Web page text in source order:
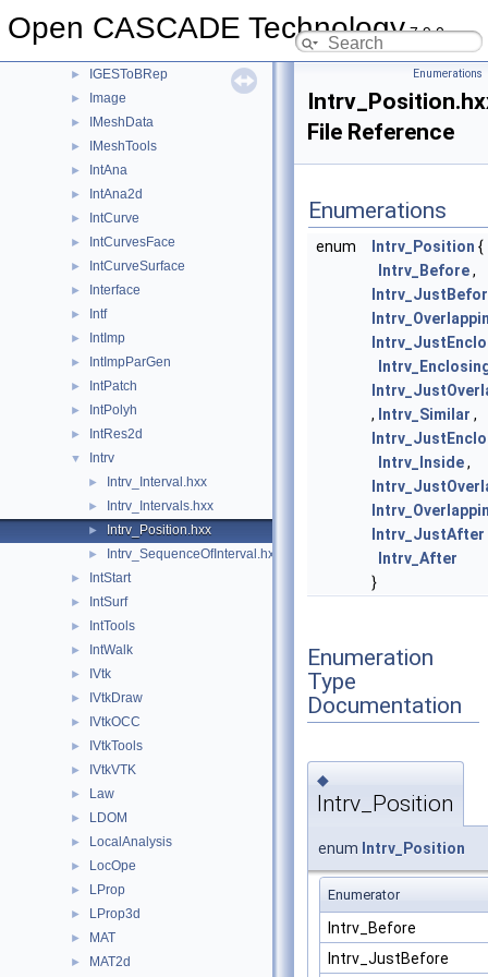
Open CASCADE Technology7.9.0
► IGESSelect
► IGESToBRep
► Image
► IMeshData
► IMeshTools
► IntAna
► IntAna2d
► IntCurve
► IntCurvesFace
► IntCurveSurface
► Interface
► Intf
► IntImp
► IntImpParGen
► IntPatch
► IntPolyh
► IntRes2d
▼ Intrv
► Intrv_Interval.hxx
► Intrv_Intervals.hxx
► Intrv_Position.hxx
► Intrv_SequenceOfInterval.hxx
► IntStart
► IntSurf
► IntTools
► IntWalk
► IVtk
► IVtkDraw
► IVtkOCC
► IVtkTools
► IVtkVTK
► Law
► LDOM
► LocalAnalysis
► LocOpe
► LProp
► LProp3d
► MAT
► MAT2d
Enumerations
File Reference
Enumerations
enum Intrv_Position {
Intrv_Before,
, Intrv_Similar ,
Intrv_Inside,
Intrv_JustAfter
Intrv_After
}
Enumeration
Type
Documentation
◆
Intrv_Position
enum Intrv_Position
Enumerator
Intrv_Before
Intrv_JustBefore